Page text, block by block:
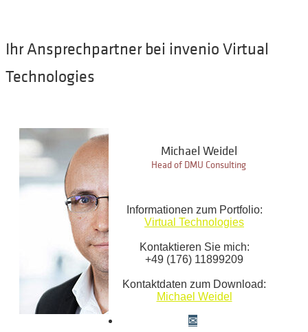
Ihr Ansprechpartner bei invenio Virtual
Technologies
Michael Weidel
Head of DMU Consulting
Informationen zum Portfolio:
Virtual Technologies
Kontaktieren Sie mich:
+49 (176) 11899209
Kontaktdaten zum Download:
Michael Weidel